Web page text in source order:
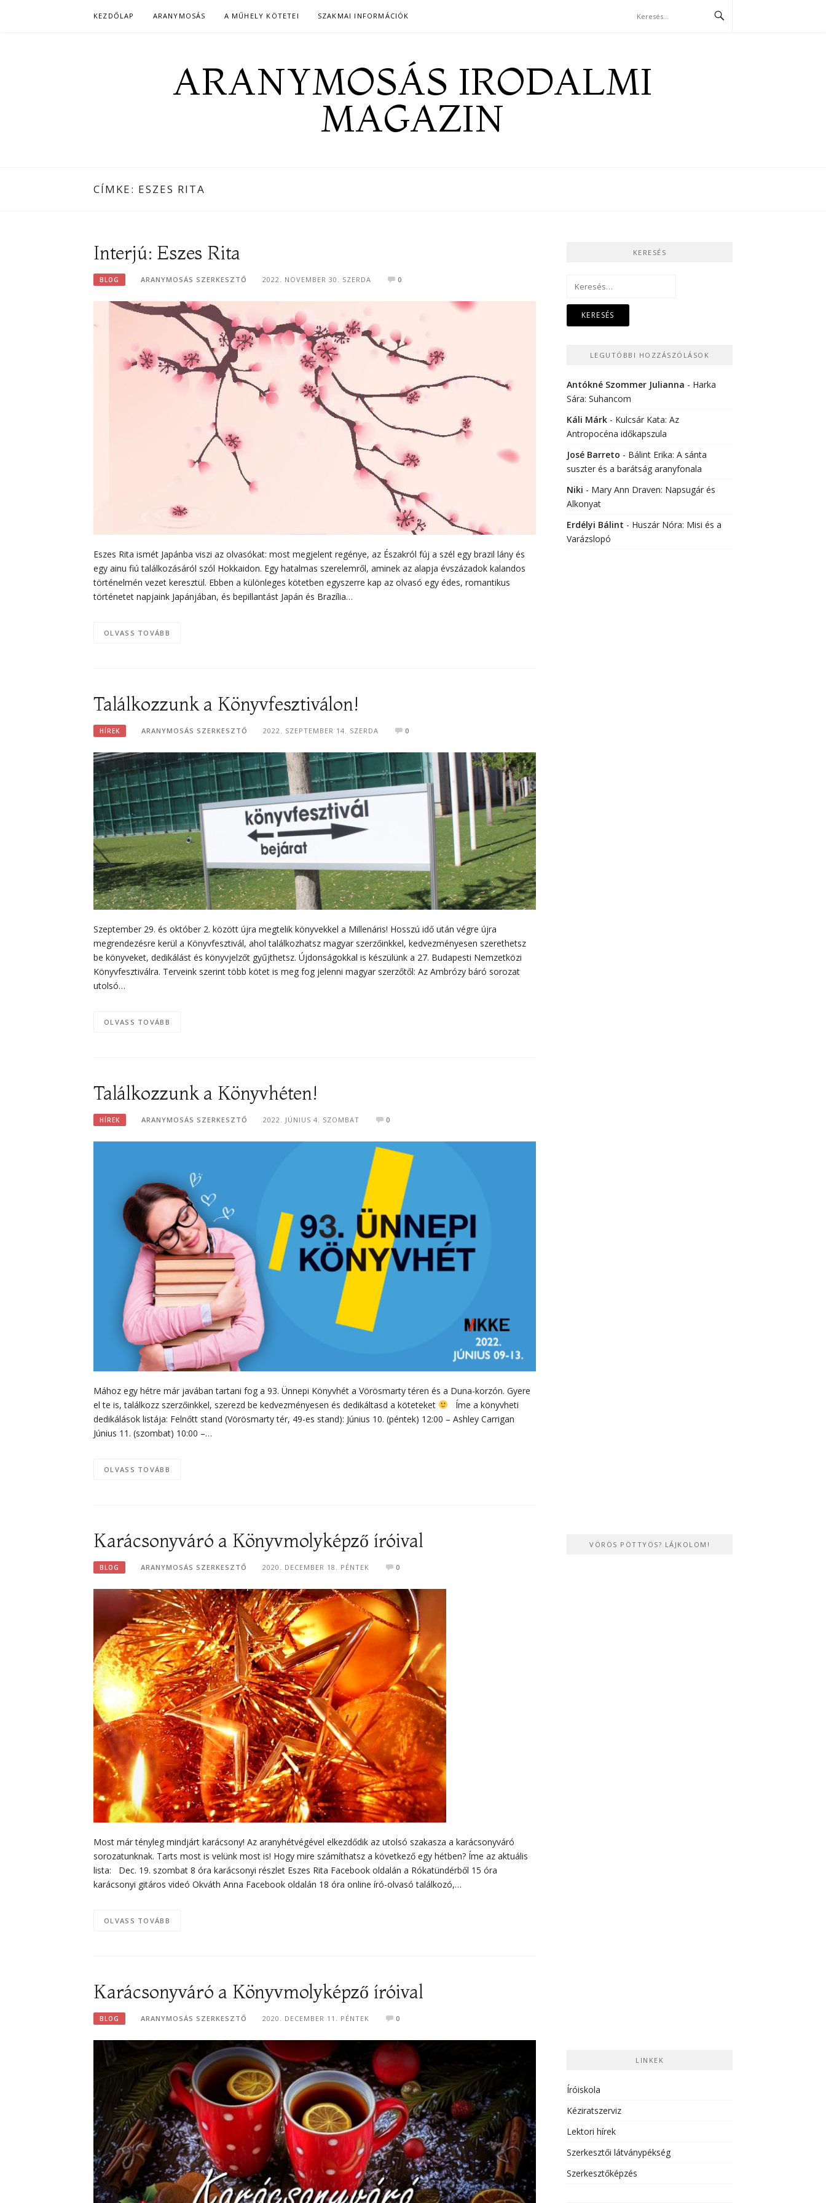
KEZDŐLAP ARANYMOSÁS A MŰHELY KÖTETEI SZAKMAI INFORMÁCIÓK
ARANYMOSÁS IRODALMI
MAGAZIN
CÍMKE: ESZES RITA
Interjú: Eszes Rita
BLOG ARANYMOSÁS SZERKESZTŐ 2022. NOVEMBER 30. SZERDA 0
Eszes Rita ismét Japánba viszi az olvasókat: most megjelent regénye, az Északról fúj a szél egy brazil lány és
egy ainu fiú találkozásáról szól Hokkaidon. Egy hatalmas szerelemről, aminek az alapja évszázadok kalandos
történelmén vezet keresztül. Ebben a különleges kötetben egyszerre kap az olvasó egy édes, romantikus
történetet napjaink Japánjában, és bepillantást Japán és Brazília…
OLVASS TOVÁBB
Találkozzunk a Könyvfesztiválon!
HÍREK ARANYMOSÁS SZERKESZTŐ 2022. SZEPTEMBER 14. SZERDA 0
Szeptember 29. és október 2. között újra megtelik könyvekkel a Millenáris! Hosszú idő után végre újra
megrendezésre kerül a Könyvfesztivál, ahol találkozhatsz magyar szerzőinkkel, kedvezményesen szerethetsz
be könyveket, dedikálást és könyvjelzőt gyűjthetsz. Újdonságokkal is készülünk a 27. Budapesti Nemzetközi
Könyvfesztiválra. Terveink szerint több kötet is meg fog jelenni magyar szerzőtől: Az Ambrózy báró sorozat
utolsó…
OLVASS TOVÁBB
Találkozzunk a Könyvhéten!
HÍREK ARANYMOSÁS SZERKESZTŐ 2022. JÚNIUS 4. SZOMBAT 0
Mához egy hétre már javában tartani fog a 93. Ünnepi Könyvhét a Vörösmarty téren és a Duna-korzón. Gyere
el te is, találkozz szerzőinkkel, szerezd be kedvezményesen és dedikáltasd a köteteket
Íme a könyvheti
dedikálások listája: Felnőtt stand (Vörösmarty tér, 49-es stand): Június 10. (péntek) 12:00 – Ashley Carrigan
Június 11. (szombat) 10:00 –…
OLVASS TOVÁBB
Karácsonyváró a Könyvmolyképző íróival
BLOG ARANYMOSÁS SZERKESZTŐ 2020. DECEMBER 18. PÉNTEK 0
Most már tényleg mindjárt karácsony! Az aranyhétvégével elkezdődik az utolsó szakasza a karácsonyváró
sorozatunknak. Tarts most is velünk most is! Hogy mire számíthatsz a következő egy hétben? Íme az aktuális
lista: Dec. 19. szombat 8 óra karácsonyi részlet Eszes Rita Facebook oldalán a Rókatündérből 15 óra
karácsonyi gitáros videó Okváth Anna Facebook oldalán 18 óra online író-olvasó találkozó,…
OLVASS TOVÁBB
Karácsonyváró a Könyvmolyképző íróival
BLOG ARANYMOSÁS SZERKESZTŐ 2020. DECEMBER 11. PÉNTEK 0
KERESÉS
Keresés:
LEGUTÓBBI HOZZÁSZÓLÁSOK
Antókné Szommer Julianna - Harka
Sára: Suhancom
Káli Márk - Kulcsár Kata: Az
Antropocéna időkapszula
José Barreto - Bálint Erika: A sánta
suszter és a barátság aranyfonala
Niki - Mary Ann Draven: Napsugár és
Alkonyat
Erdélyi Bálint - Huszár Nóra: Misi és a
Varázslopó
VÖRÖS PÖTTYÖS? LÁJKOLOM!
LINKEK
Íróiskola
Kéziratszerviz
Lektori hírek
Szerkesztői látványpékség
Szerkesztőképzés